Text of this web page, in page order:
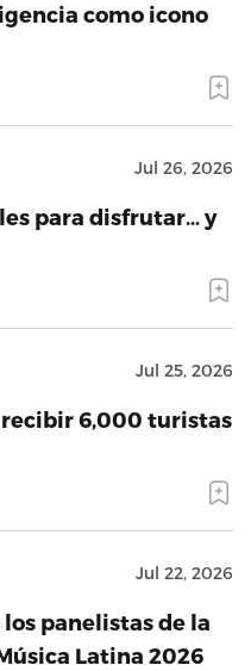
como icono
Jul 26, 2026
para disfrutar… y
Jul 25, 2026
recibir 6,000 turistas
Jul 22, 2026
panelistas de la
Latina 2026